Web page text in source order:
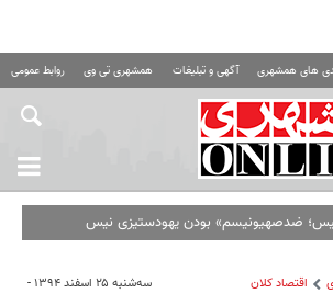
های همشهری آگهی و تبلیغات همشهری تی وی روابط عمومی
ضدصهیونیسم» بودن یهودستیزی نیست
اقتصاد كلان سه‌شنبه ۲۵ اسفند ۱۳۹۴ -